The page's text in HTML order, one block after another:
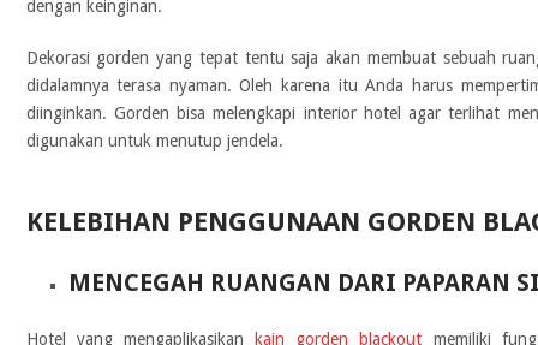
dengan keinginan.
Dekorasi gorden yang tepat tentu saja akan membuat sebuah
didalamnya terasa nyaman. Oleh karena itu Anda harus
diinginkan. Gorden bisa melengkapi interior hotel agar terlihat
digunakan untuk menutup jendela.
KELEBIHAN PENGGUNAAN GORDEN
MENCEGAH RUANGAN DARI PAPARAN
Hotel yang mengaplikasikan kain gorden blackout memiliki